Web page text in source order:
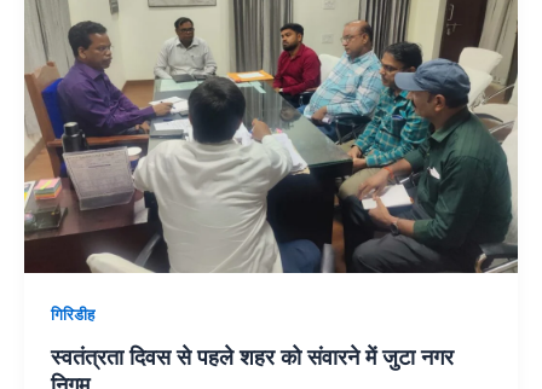
गिरिडीह
स्वतंत्रता दिवस से पहले शहर को संवारने में जुटा नगर
निगम